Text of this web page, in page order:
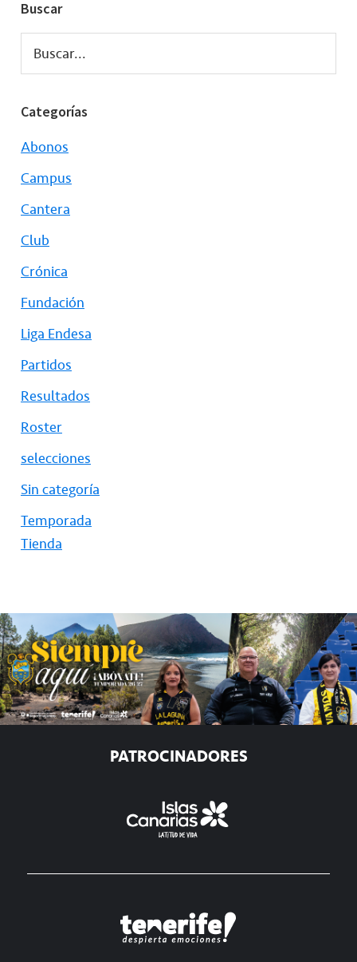
Buscar
Buscar...
Categorías
Abonos
Campus
Cantera
Club
Crónica
Fundación
Liga Endesa
Partidos
Resultados
Roster
selecciones
Sin categoría
Temporada
Tienda
PATROCINADORES